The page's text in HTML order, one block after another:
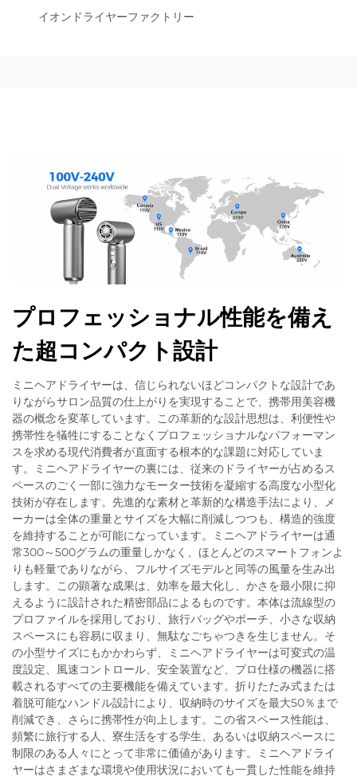
イオンドライヤーファクトリー
プロフェッショナル性能を備え
た超コンパクト設計
ミニヘアドライヤーは、信じられないほどコンパクトな設計であ
りながらサロン品質の仕上がりを実現することで、携帯用美容機
器の概念を変革しています。この革新的な設計思想は、利便性や
携帯性を犠牲にすることなくプロフェッショナルなパフォーマン
スを求める現代消費者が直面する根本的な課題に対応していま
す。ミニヘアドライヤーの裏には、従来のドライヤーが占めるス
ペースのごく一部に強力なモーター技術を凝縮する高度な小型化
技術が存在します。先進的な素材と革新的な構造手法により、メ
ーカーは全体の重量とサイズを大幅に削減しつつも、構造的強度
を維持することが可能になっています。ミニヘアドライヤーは通
常300～500グラムの重量しかなく、ほとんどのスマートフォンよ
りも軽量でありながら、フルサイズモデルと同等の風量を生み出
します。この顕著な成果は、効率を最大化し、かさを最小限に抑
えるように設計された精密部品によるものです。本体は流線型の
プロファイルを採用しており、旅行バッグやポーチ、小さな収納
スペースにも容易に収まり、無駄なごちゃつきを生じません。そ
の小型サイズにもかかわらず、ミニヘアドライヤーは可変式の温
度設定、風速コントロール、安全装置など、プロ仕様の機器に搭
載されるすべての主要機能を備えています。折りたたみ式または
着脱可能なハンドル設計により、収納時のサイズを最大50％まで
削減でき、さらに携帯性が向上します。この省スペース性能は、
頻繁に旅行する人、寮生活をする学生、あるいは収納スペースに
制限のある人々にとって非常に価値があります。ミニヘアドライ
ヤーはさまざまな環境や使用状況においても一貫した性能を維持